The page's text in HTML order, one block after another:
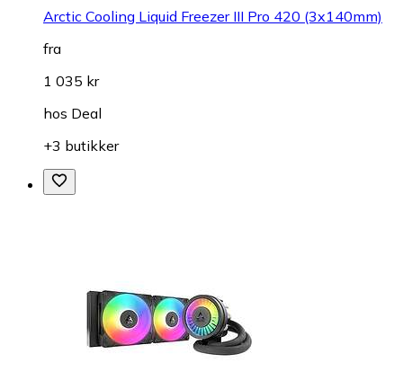
Arctic Cooling Liquid Freezer III Pro 420 (3x140mm)
fra
1 035 kr
hos Deal
+3 butikker